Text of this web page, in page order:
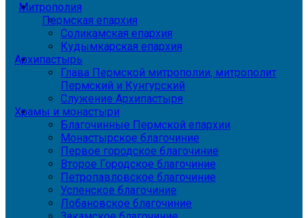
Митрополия
Пермская епархия
Соликамская епархия
Кудымкарская епархия
Архипастырь
Глава Пермской митрополии, митрополит
Пермский и Кунгурский
Служение Архипастыря
Храмы и монастыри
Благочинные Пермской епархии
Монастырское благочиние
Первое городское благочиние
Второе Городское благочиние
Петропавловское благочиние
Успенское благочиние
Лобановское благочиние